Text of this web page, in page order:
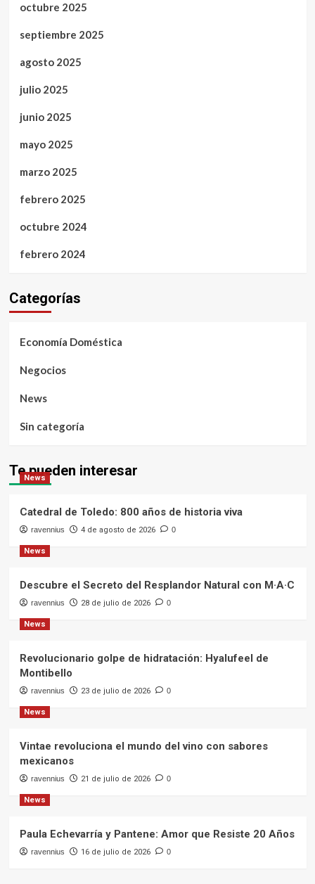
octubre 2025
septiembre 2025
agosto 2025
julio 2025
junio 2025
mayo 2025
marzo 2025
febrero 2025
octubre 2024
febrero 2024
Categorías
Economía Doméstica
Negocios
News
Sin categoría
Te pueden interesar
News
Catedral de Toledo: 800 años de historia viva
ravennius 4 de agosto de 2026 0
News
Descubre el Secreto del Resplandor Natural con M·A·C
ravennius 28 de julio de 2026 0
News
Revolucionario golpe de hidratación: Hyalufeel de
Montibello
ravennius 23 de julio de 2026 0
News
Vintae revoluciona el mundo del vino con sabores
mexicanos
ravennius 21 de julio de 2026 0
News
Paula Echevarría y Pantene: Amor que Resiste 20 Años
ravennius 16 de julio de 2026 0